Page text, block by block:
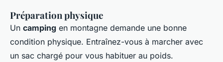
Préparation physique
Un camping en montagne demande une bonne
condition physique. Entraînez-vous à marcher avec
un sac chargé pour vous habituer au poids.